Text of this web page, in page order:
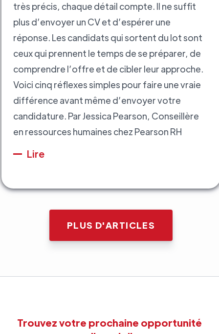
très précis, chaque détail compte. Il ne suffit
plus d’envoyer un CV et d’espérer une
réponse. Les candidats qui sortent du lot sont
ceux qui prennent le temps de se préparer, de
comprendre l’offre et de cibler leur approche.
Voici cinq réflexes simples pour faire une vraie
différence avant même d’envoyer votre
candidature. Par Jessica Pearson, Conseillère
en ressources humaines chez Pearson RH
Lire
PLUS D'ARTICLES
Trouvez votre prochaine opportunité